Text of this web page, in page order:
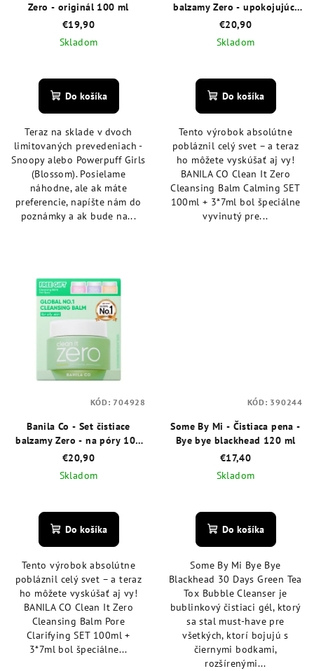
Zero - originál 100 ml
€19,90
Skladom
hodnotenie
produktu
z
5
hviezdičiek.
Do košíka
Teraz na sklade v dvoch
limitovaných prevedeniach -
Snoopy alebo Powerpuff Girls
(Blossom). Posielame
náhodne, ale ak máte
preferencie, napíšte nám do
poznámky a ak bude na...
balzamy Zero - upokojujúci
100 ml + 3 x 7 ml
€20,90
Skladom
hodnotenie
produktu
z
5
hviezdičiek.
Do košíka
Tento výrobok absolútne
pobláznil celý svet – a teraz
ho môžete vyskúšať aj vy!
BANILA CO Clean It Zero
Cleansing Balm Calming SET
100ml + 3*7ml bol špeciálne
vyvinutý pre...
Banila Co - Set čistiace
balzamy Zero - na póry 100
ml + 3 x 7 ml
€20,90
Skladom
hodnotenie
produktu
z
5
hviezdičiek.
Do košíka
Tento výrobok absolútne
pobláznil celý svet – a teraz
ho môžete vyskúšať aj vy!
BANILA CO Clean It Zero
Cleansing Balm Pore
Clarifying SET 100ml +
3*7ml bol špeciálne...
KÓD:704928
Some By Mi - Čistiaca pena -
Bye bye blackhead 120 ml
€17,40
Skladom
hodnotenie
produktu
z
5
hviezdičiek.
Do košíka
Some By Mi Bye Bye
Blackhead 30 Days Green Tea
Tox Bubble Cleanser je
bublinkový čistiaci gél, ktorý
sa stal must-have pre
všetkých, ktorí bojujú s
čiernymi bodkami,
rozšírenými...
KÓD: 390244